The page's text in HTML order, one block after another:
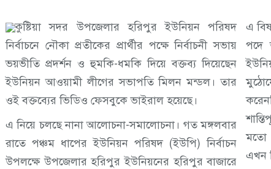
কুষ্টিয়া সদর উপজেলার হরিপুর ইউনিয়ন পরিষদ
নির্বাচনে নৌকা প্রতীকের প্রার্থীর পক্ষে নির্বাচনী সভায়
ভয়ভীতি প্রদর্শন ও হুমকি-ধমকি দিয়ে বক্তব্য দিয়েছেন
ইউনিয়ন আওয়ামী লীগের সভাপতি মিলন মন্ডল। তার
ওই বক্তব্যের ভিডিও ফেসবুকে ভাইরাল হয়েছে।
এ নিয়ে চলছে নানা আলোচনা-সমালোচনা। গত মঙ্গলবার
রাতে পঞ্চম ধাপের ইউনিয়ন পরিষদ (ইউপি) নির্বাচন
উপলক্ষে উপজেলার হরিপুর ইউনিয়নের হরিপুর বাজারে
এ
পদে
মতো
এখন